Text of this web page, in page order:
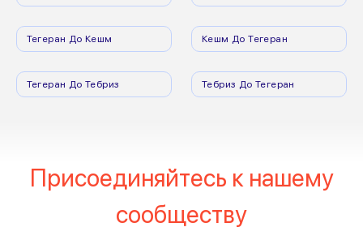
Тегеран До Кешм Кешм До Тегеран
Тегеран До Тебриз Тебриз До Тегеран
Присоединяйтесь к нашему
сообществу